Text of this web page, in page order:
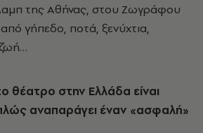
της Αθήνας, στου Ζωγράφου
γήπεδο, ποτά, ξενύχτια,
θέατρο στην Ελλάδα είναι
αναπαράγει έναν «ασφαλή»